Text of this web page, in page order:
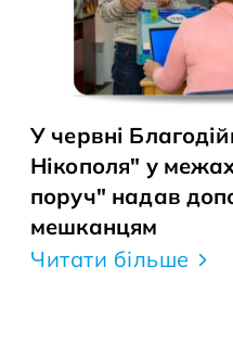
У червні
Нікополя" у
поруч" надав
мешканцям
Читати більше